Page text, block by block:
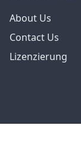
About Us
Contact Us
Lizenzierung